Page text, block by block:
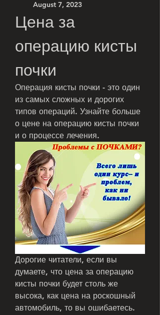
August 7, 2023
Цена за
операцию кисты
почки
Операция кисты почки - это один
из самых сложных и дорогих
типов операций. Узнайте больше
о цене на операцию кисты почки
и о процессе лечения.
Дорогие читатели, если вы
думаете, что цена за операцию
кисты почки будет столь же
высока, как цена на роскошный
автомобиль, то вы ошибаетесь.